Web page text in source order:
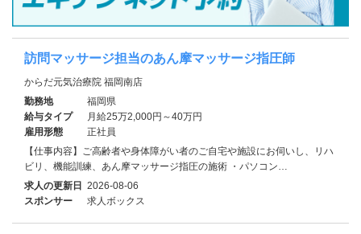
訪問マッサージ担当のあん摩マッサージ指圧師
からだ元気治療院 福岡南店
勤務地
福岡県
給与タイプ
月給25万2,000円～40万円
雇用形態
正社員
【仕事内容】ご高齢者や身体障がい者のご自宅や施設にお伺いし、リハ
ビリ、機能訓練、あん摩マッサージ指圧の施術 ・パソコン…
求人の更新日 2026-08-06
スポンサー
求人ボックス